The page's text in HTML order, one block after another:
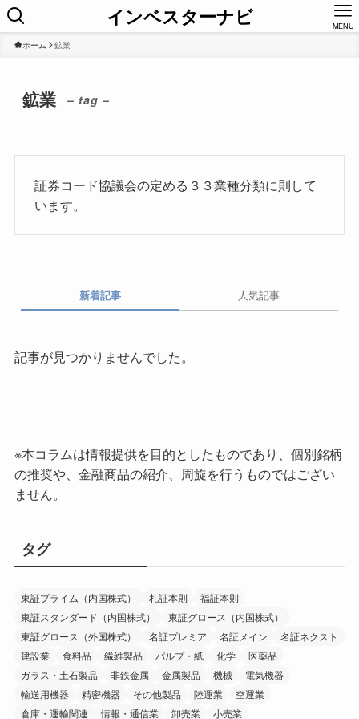
インベスターナビ MENU
ホーム 鉱業
鉱業 – tag –
証券コード協議会の定める３３業種分類に則して
います。
新着記事 人気記事
記事が見つかりませんでした。
※本コラムは情報提供を目的としたものであり、個別銘柄
の推奨や、金融商品の紹介、周旋を行うものではござい
ません。
タグ
東証プライム（内国株式） 札証本則
福証本則
東証スタンダード（内国株式）
東証グロース（内国株式）
東証グロース（外国株式）
名証プレミア 名証メイン
名証ネクスト
建設業
食料品 繊維製品 パルプ・紙 化学
医薬品
ガラス・土石製品
非鉄金属 金属製品 機械
電気機器
輸送用機器
精密機器 その他製品 陸運業
空運業
倉庫・運輸関連
情報・通信業 卸売業 小売業